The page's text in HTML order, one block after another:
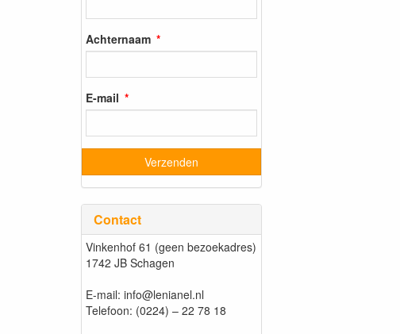
Achternaam
E-mail
Contact
Vinkenhof 61 (geen bezoekadres)
1742 JB Schagen
E-mail: info@lenianel.nl
Telefoon: (0224) – 22 78 18